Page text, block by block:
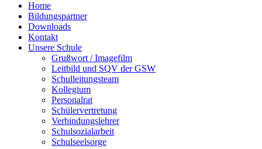
Home
Bildungspartner
Downloads
Kontakt
Unsere Schule
Grußwort / Imagefilm
Leitbild und SQV der GSW
Schulleitungsteam
Kollegium
Personalrat
Schülervertretung
Verbindungslehrer
Schulsozialarbeit
Schulseelsorge